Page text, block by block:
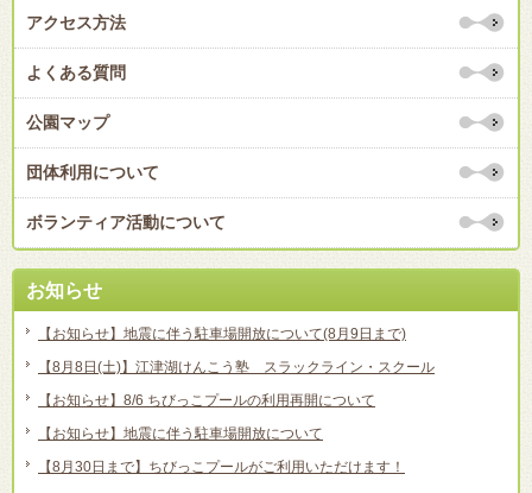
アクセス方法
よくある質問
公園マップ
団体利用について
ボランティア活動について
お知らせ
【お知らせ】地震に伴う駐車場開放について(8月9日まで)
【8月8日(土)】江津湖けんこう塾 スラックライン・スクール
【お知らせ】8/6 ちびっこプールの利用再開について
【お知らせ】地震に伴う駐車場開放について
【8月30日まで】ちびっこプールがご利用いただけます！